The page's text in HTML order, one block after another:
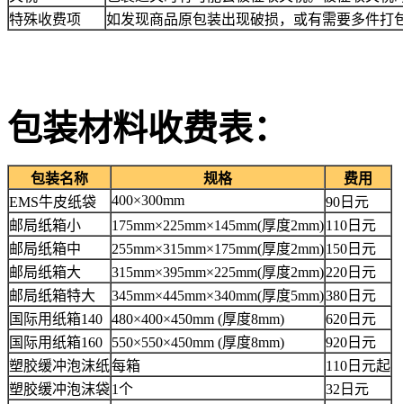
特殊收费项
如发现商品原包装出现破损，或有需要多件打
包装材料收费表：
包装名称 规格
费用
EMS牛皮纸袋
400×300mm
90日元
邮局纸箱小
175mm×225mm×145mm(厚度2mm)110日元
邮局纸箱中
255mm×315mm×175mm(厚度2mm)150日元
邮局纸箱大
315mm×395mm×225mm(厚度2mm)220日元
邮局纸箱特大
345mm×445mm×340mm(厚度5mm)380日元
国际用纸箱140 480×400×450mm (厚度8mm)
620日元
国际用纸箱160
550×550×450mm (厚度8mm)
920日元
塑胶缓冲泡沫纸每箱
110日元起
塑胶缓冲泡沫袋1个
32日元